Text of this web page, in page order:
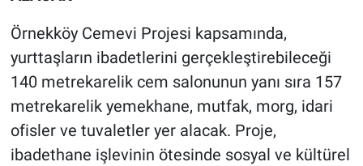
Örnekköy Cemevi Projesi kapsamında,
yurttaşların ibadetlerini gerçekleştirebileceği
140 metrekarelik cem salonunun yanı sıra 157
metrekarelik yemekhane, mutfak, morg, idari
ofisler ve tuvaletler yer alacak. Proje,
ibadethane işlevinin ötesinde sosyal ve kültürel